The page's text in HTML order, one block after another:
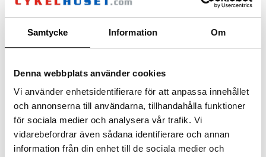
Samtycke Information Om
Denna webbplats använder cookies
Vi använder enhetsidentifierare för att anpassa innehållet
och annonserna till användarna, tillhandahålla funktioner
för sociala medier och analysera vår trafik. Vi
vidarebefordrar även sådana identifierare och annan
information från din enhet till de sociala medier och